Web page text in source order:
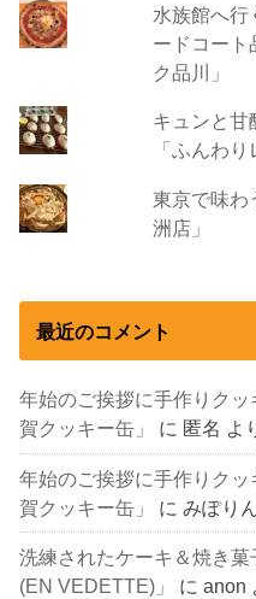
水族館へ行
ードコート
ク品川」
キュンと甘
「ふんわり
東京で味わ
洲店」
最近のコメント
年始のご挨拶に手作りク
賀クッキー缶」
に 匿名 よ
年始のご挨拶に手作りク
賀クッキー缶」
にみぽり
洗練されたケーキ＆焼き
(EN VEDETTE)」
にanon